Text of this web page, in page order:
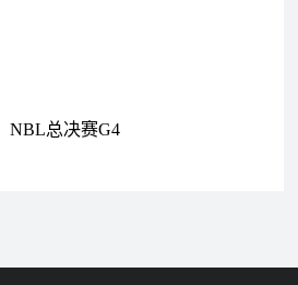
NBL总决赛G4